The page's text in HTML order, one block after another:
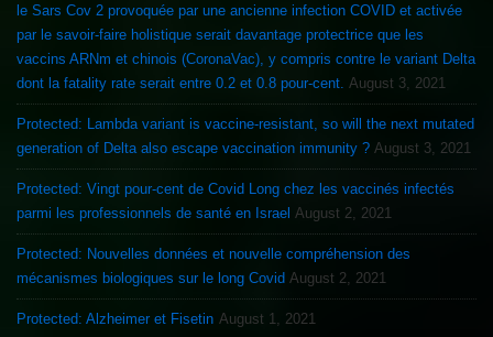
le Sars Cov 2 provoquée par une ancienne infection COVID et activée
par le savoir-faire holistique serait davantage protectrice que les
vaccins ARNm et chinois (CoronaVac), y compris contre le variant Delta
dont la fatality rate serait entre 0.2 et 0.8 pour-cent. August 3, 2021
Protected: Lambda variant is vaccine-resistant, so will the next mutated
generation of Delta also escape vaccination immunity ? August 3, 2021
Protected: Vingt pour-cent de Covid Long chez les vaccinés infectés
parmi les professionnels de santé en Israel August 2, 2021
Protected: Nouvelles données et nouvelle compréhension des
mécanismes biologiques sur le long Covid August 2, 2021
Protected: Alzheimer et Fisetin August 1, 2021